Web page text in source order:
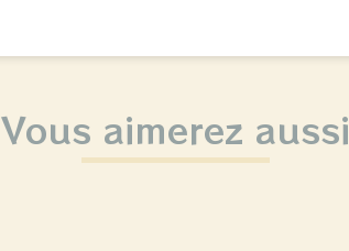
Vous aimerez aussi